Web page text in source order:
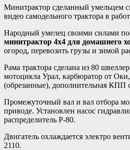
Минитрактор сделанный умельцем
видео самодельного трактора в
Народный умелец своими силами
минитрактор 4х4 для домашнего
огород, перевозить грузы и зимой
Рама трактора сделана из 80
мотоцикла Урал, карбюратор от
(обрезанные), дополнительная КПП
Промежуточный вал и вал отбора
приводе. Установлен насос
распределитель Р-80.
Двигатель охлаждается электро
2110.